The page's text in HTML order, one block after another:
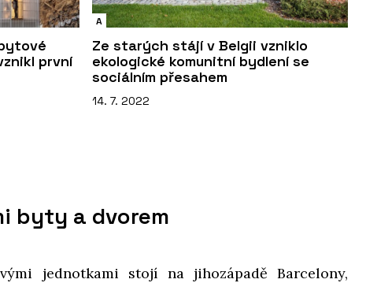
první
A
Ze starých stájí v Belgii vzniklo
ekologické komunitní bydlení se
sociálním přesahem
14. 7. 2022
byty a dvorem
jednotkami stojí na jihozápadě Barcelony,